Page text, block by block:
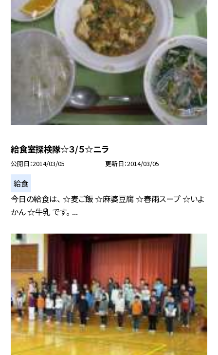
給食室探検隊☆３/５☆ニラ
公開日 2014/03/05 更新日 2014/03/05
給食
今日の給食は、 ☆麦ご飯 ☆麻婆豆腐 ☆春雨スープ ☆いよ
かん ☆牛乳 です。 ...